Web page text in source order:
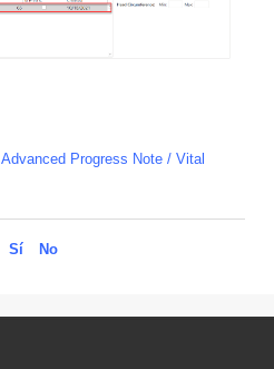
Advanced Progress Note / Vital
Sí No